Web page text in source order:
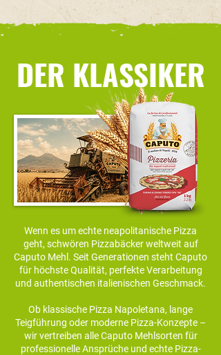
DER KLASSIKER
Wenn es um echte neapolitanische Pizza
geht, schwören Pizzabäcker weltweit auf
Caputo Mehl. Seit Generationen steht Caputo
für höchste Qualität, perfekte Verarbeitung
und authentischen italienischen Geschmack.
Ob klassische Pizza Napoletana, lange
Teigführung oder moderne Pizza-Konzepte –
wir vertreiben alle Caputo Mehlsorten für
professionelle Ansprüche und echte Pizza-